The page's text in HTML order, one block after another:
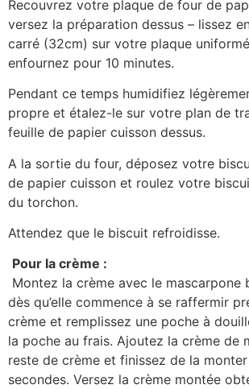
Recouvrez votre plaque de four de
versez la préparation dessus – lissez
carré (32cm) sur votre plaque
enfournez pour 10 minutes.
Pendant ce temps humidifiez
propre et étalez-le sur votre plan de
feuille de papier cuisson dessus.
A la sortie du four, déposez votre
de papier cuisson et roulez votre
du torchon.
Attendez que le biscuit refroidisse.
Pour la crème :
Montez la crème avec le mascarpone
dès qu’elle commence à se raffermir
crème et remplissez une poche à
la poche au frais. Ajoutez la crème de
reste de crème et finissez de la
secondes. Versez la crème montée